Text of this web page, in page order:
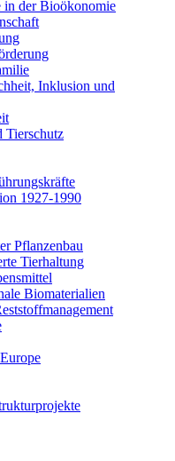
in der Bioökonomie
Inklusion und
Tierschutz
1927-1990
Pflanzenbau
Tierhaltung
Biomaterialien